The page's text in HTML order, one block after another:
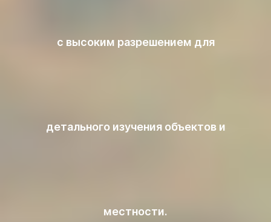
с высоким разрешением для
детального изучения объектов и
местности.